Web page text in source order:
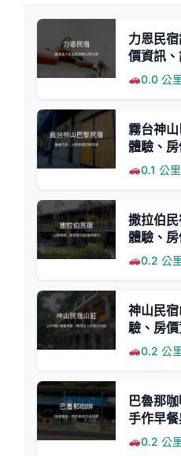
力恩民
價資訊
與寬敞
0.0 公
霧台神
體驗、
溫馨山
0.1 公里
撒拉伯
體驗、
山景溫
0.2 公
神山民
驗、房
間清幽
0.2 公
巴魯那
手作早
馨原鄉
0.2 公